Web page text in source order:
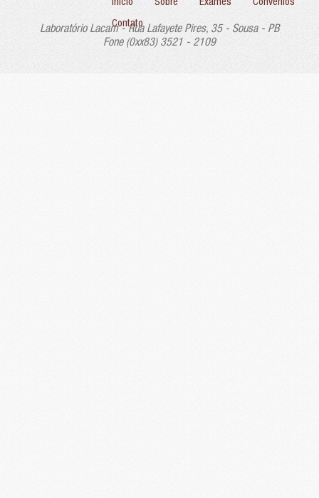
Início Sobre Exames
Convênios
Contato
Laboratório Lacam - Rua Lafayete Pires, 35 - Sousa - PB
Fone (0xx83) 3521 - 2109